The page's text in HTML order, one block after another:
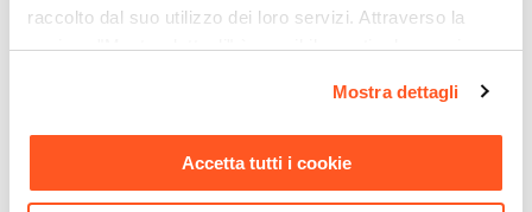
raccolto dal suo utilizzo dei loro servizi. Attraverso la
sezione "Mostra dettagli" è possibile gestire le proprie
momento. Per maggiori informazioni si invita a leggere la
nostraCookie Policy.
Mostra dettagli
Accetta tutti i cookie